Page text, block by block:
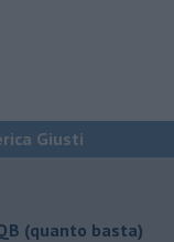
Giusti
(quanto basta)